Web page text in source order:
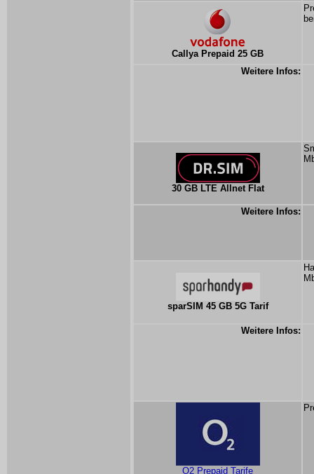
Callya Prepaid 25 GB
Weitere Infos:
30 GB LTE Allnet Flat
Weitere Infos:
sparSIM 45 GB 5G Tarif
Weitere Infos:
O2 Prepaid Tarife